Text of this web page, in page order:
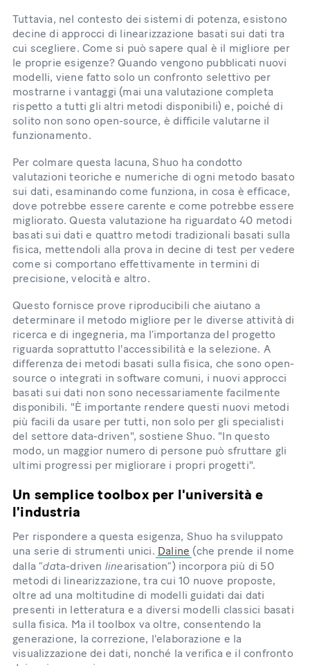
Tuttavia, nel contesto dei sistemi di potenza, esistono
decine di approcci di linearizzazione basati sui dati tra
cui scegliere. Come si può sapere qual è il migliore per
le proprie esigenze? Quando vengono pubblicati nuovi
modelli, viene fatto solo un confronto selettivo per
mostrarne i vantaggi (mai una valutazione completa
rispetto a tutti gli altri metodi disponibili) e, poiché di
solito non sono open-source, è difficile valutarne il
funzionamento.
Per colmare questa lacuna, Shuo ha condotto
valutazioni teoriche e numeriche di ogni metodo basato
sui dati, esaminando come funziona, in cosa è efficace,
dove potrebbe essere carente e come potrebbe essere
migliorato. Questa valutazione ha riguardato 40 metodi
basati sui dati e quattro metodi tradizionali basati sulla
fisica, mettendoli alla prova in decine di test per vedere
come si comportano effettivamente in termini di
precisione, velocità e altro.
Questo fornisce prove riproducibili che aiutano a
determinare il metodo migliore per le diverse attività di
ricerca e di ingegneria, ma l’importanza del progetto
riguarda soprattutto l'accessibilità e la selezione. A
differenza dei metodi basati sulla fisica, che sono open-
source o integrati in software comuni, i nuovi approcci
basati sui dati non sono necessariamente facilmente
disponibili. "È importante rendere questi nuovi metodi
più facili da usare per tutti, non solo per gli specialisti
del settore data-driven", sostiene Shuo. "In questo
modo, un maggior numero di persone può sfruttare gli
ultimi progressi per migliorare i propri progetti".
Un semplice toolbox per l'università e
l'industria
Per rispondere a questa esigenza, Shuo ha sviluppato
una serie di strumenti unici. Daline (che prende il nome
dalla “data-driven linearisation”) incorpora più di 50
metodi di linearizzazione, tra cui 10 nuove proposte,
oltre ad una moltitudine di modelli guidati dai dati
presenti in letteratura e a diversi modelli classici basati
sulla fisica. Ma il toolbox va oltre, consentendo la
generazione, la correzione, l'elaborazione e la
visualizzazione dei dati, nonché la verifica e il confronto